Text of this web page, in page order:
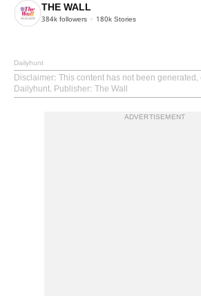
THE WALL
384k followers 180k Stories
Dailyhunt
Disclaimer: This content has not been
Dailyhunt. Publisher: The Wall
ADVERTISEMENT